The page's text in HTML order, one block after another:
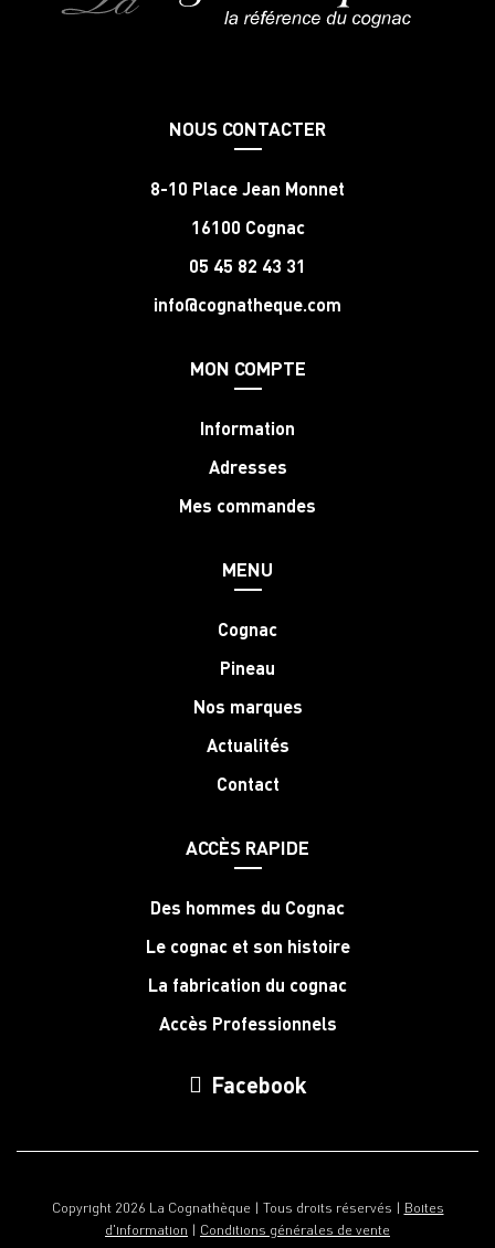
NOUS CONTACTER
8-10 Place Jean Monnet
16100 Cognac
05 45 82 43 31
info@cognatheque.com
MON COMPTE
Information
Adresses
Mes commandes
MENU
Cognac
Pineau
Nos marques
Actualités
Contact
ACCÈS RAPIDE
Des hommes du Cognac
Le cognac et son histoire
La fabrication du cognac
Accès Professionnels
Facebook
Copyright 2026 La Cognathèque | Tous droits réservés | Boites
d'information | Conditions générales de vente